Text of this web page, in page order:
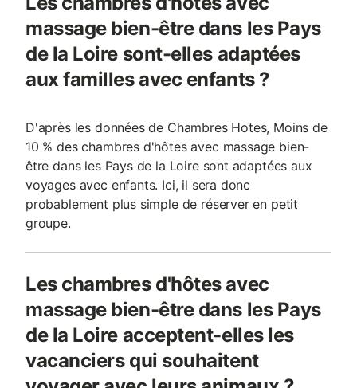
massage bien-être dans les Pays
de la Loire sont-elles adaptées
aux familles avec enfants ?
D'après les données de Chambres Hotes, Moins de
10 % des chambres d'hôtes avec massage bien-
être dans les Pays de la Loire sont adaptées aux
voyages avec enfants. Ici, il sera donc
probablement plus simple de réserver en petit
groupe.
Les chambres d'hôtes avec
massage bien-être dans les Pays
de la Loire acceptent-elles les
vacanciers qui souhaitent